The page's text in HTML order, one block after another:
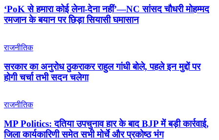
‘PoK से हमारा कोई लेना-देना नहीं’—NC सांसद चौधरी मोहम्मद
रमजान के बयान पर छिड़ा सियासी घमासान
राजनीतिक
सरकार का अनुरोध ठुकराकर राहुल गांधी बोले, पहले इन मुद्दों पर
होगी चर्चा तभी सदन चलेगा
राजनीतिक
MP Politics: दतिया उपचुनाव हार के बाद BJP में बड़ी कार्रवाई,
जिला कार्यकारिणी समेत सभी मोर्चे और प्रकोष्ठ भंग